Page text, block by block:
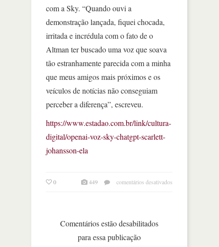
com a Sky. “Quando ouvi a
demonstração lançada, fiquei chocada,
irritada e incrédula com o fato de o
Altman ter buscado uma voz que soava
tão estranhamente parecida com a minha
que meus amigos mais próximos e os
veículos de notícias não conseguiam
perceber a diferença”, escreveu.
https://www.estadao.com.br/link/cultura-
digital/openai-voz-sky-chatgpt-scarlett-
johansson-ela
0 449 comentários desativados
Comentários estão desabilitados
para essa publicação